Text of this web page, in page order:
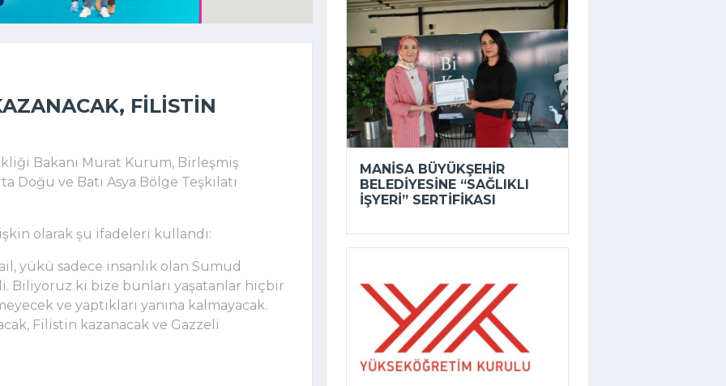
FILISTIN
Bakanı Murat Kurum, Birleşmiş
Doğu ve Batı Asya Bölge Teşkilatı
olarak şu ifadeleri kullandı:
yükü sadece insanlık olan Sumud
Biliyoruz ki bize bunları yaşatanlar hiçbir
ve yaptıkları yanına kalmayacak.
Filistin kazanacak ve Gazzeli
MANISA BÜYÜKŞEHIR
BELEDIYESINE “SAĞLIKLI
İŞYERI” SERTIFIKASI